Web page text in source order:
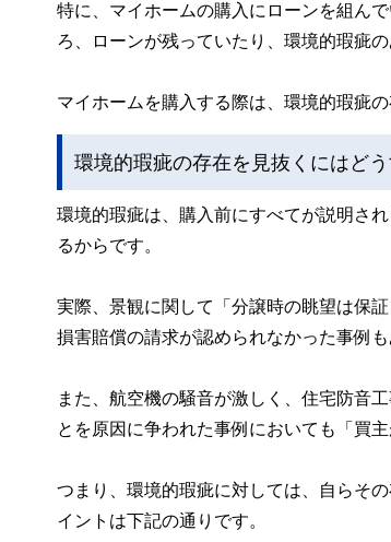
特に、マイホームの購入にローンを組ん
ろ、ローンが残っていたり、環境的瑕疵
マイホームを購入する際は、環境的瑕疵
環境的瑕疵の存在を見抜くにはど
環境的瑕疵は、購入前にすべてが説明さ
るからです。
実際、景観に関して「分譲時の眺望は保
損害賠償の請求が認められなかった事例も
また、航空機の騒音が激しく、住宅防音
とを原因に争われた事例においても「買
つまり、環境的瑕疵に対しては、自らそ
イントは下記の通りです。